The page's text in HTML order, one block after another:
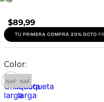
$89,99